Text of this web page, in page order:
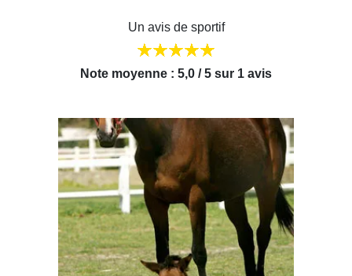
Un avis de sportif
Note moyenne : 5,0 / 5 sur 1 avis